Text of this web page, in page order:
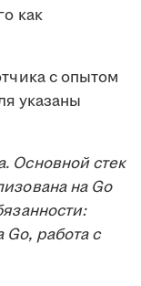
как
с опытом
указаны
Основной стек
на Go
работа с